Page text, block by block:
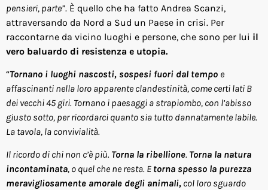
pensieri, parte”. È quello che ha fatto Andrea Scanzi,
attraversando da Nord a Sud un Paese in crisi. Per
raccontarne da vicino luoghi e persone, che sono per lui il
vero baluardo di resistenza e utopia.
“Tornano i luoghi nascosti, sospesi fuori dal tempo e
affascinanti nella loro apparente clandestinità, come certi lati B
dei vecchi 45 giri. Tornano i paesaggi a strapiombo, con l’abisso
giusto sotto, per ricordarci quanto sia tutto dannatamente labile.
La tavola, la convivialità.
Il ricordo di chi non c’è più. Torna la ribellione. Torna la natura
incontaminata, o quel che ne resta. E torna spesso la purezza
meravigliosamente amorale degli animali, col loro sguardo